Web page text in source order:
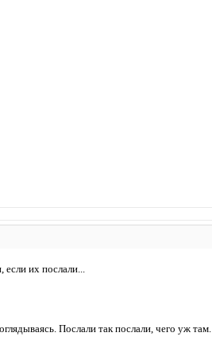
если их послали...
Послали так послали, чего уж там.